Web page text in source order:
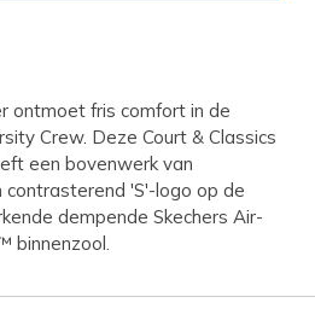
ontmoet fris comfort in de
Crew. Deze Court & Classics
een bovenwerk van
'S'-logo op de
dempende Skechers Air-
binnenzool.